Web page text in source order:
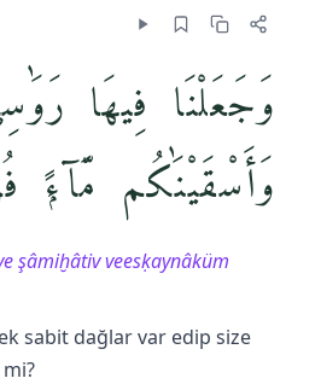
وَجَعَلْنَا فِيهَا
وَأَسْقَيْنَٰكُم مَّآءًۭ
şâmiḫâtiv veesḳaynâküm
sabit dağlar var edip size